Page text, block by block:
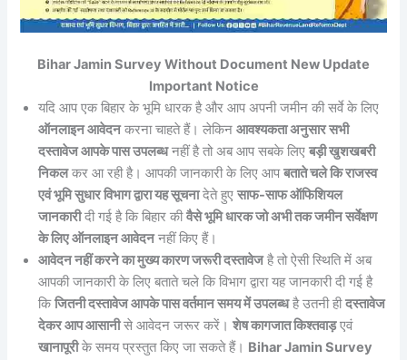
Bihar Jamin Survey Without Document New Update
Important Notice
यदि आप एक बिहार के भूमि धारक है और आप अपनी जमीन की सर्वे के लिए
ऑनलाइन आवेदनकरना चाहते हैं। लेकिनआवश्यकता अनुसार सभी
दस्तावेज आपके पास उपलब्धनहीं है तो अब आप सबके लिएबड़ी खुशखबरी
निकलकर आ रही है। आपकी जानकारी के लिए आपबताते चले कि राजस्व
एवं भूमि सुधार विभाग द्वारा यह सूचनादेते हुएसाफ-साफ ऑफिशियल
जानकारीदी गई है कि बिहार कीवैसे भूमि धारक जो अभी तक जमीन सर्वेक्षण
के लिए ऑनलाइन आवेदननहीं किए हैं।
आवेदन नहीं करने का मुख्य कारण जरूरी दस्तावेजहै तो ऐसी स्थिति में अब
आपकी जानकारी के लिए बताते चले कि विभाग द्वारा यह जानकारी दी गई है
किजितनी दस्तावेज आपके पास वर्तमान समय में उपलब्धहै उतनी हीदस्तावेज
देकर आप आसानीसे आवेदन जरूर करें।शेष कागजात किश्तवाड़एवं
खानापूरीके समय प्रस्तुत किए जा सकते हैं। Bihar Jamin Survey